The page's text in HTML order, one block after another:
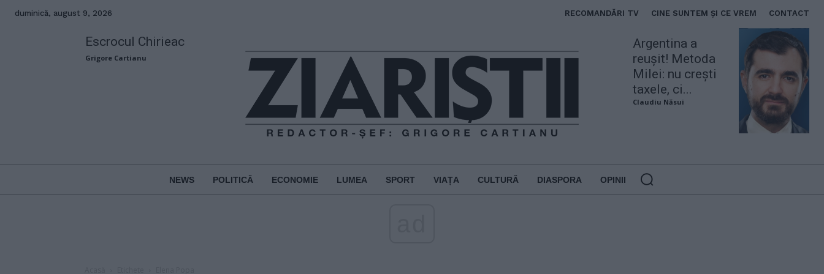
duminică, august 9, 2026 RECOMANDĂRI TV CINE SUNTEM ȘI CE VREM CONTACT
Escrocul Chirieac
Grigore Cartianu
Argentina a
reușit! Metoda
Milei: nu crești
taxele, ci...
Claudiu Năsui
NEWS POLITICĂ ECONOMIE LUMEA SPORT VIAȚA CULTURĂ DIASPORA OPINII